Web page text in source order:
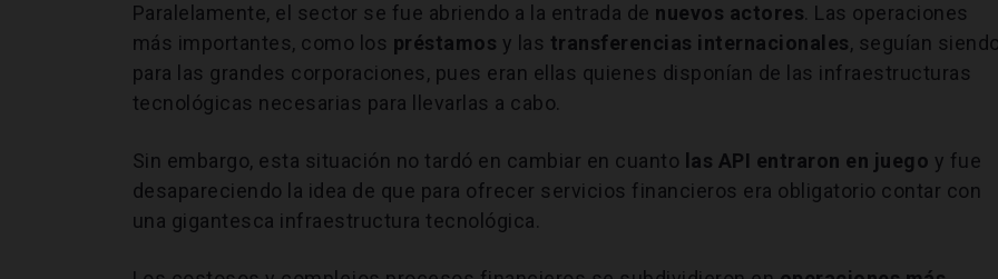
Paralelamente, el sector se fue abriendo a la entrada de nuevos actores. Las operaciones
más importantes, como los préstamos y las transferencias internacionales, seguían
para las grandes corporaciones, pues eran ellas quienes disponían de las infraestructuras
tecnológicas necesarias para llevarlas a cabo.
Sin embargo, esta situación no tardó en cambiar en cuanto las API entraron en juego y fue
desapareciendo la idea de que para ofrecer servicios financieros era obligatorio contar con
una gigantesca infraestructura tecnológica.